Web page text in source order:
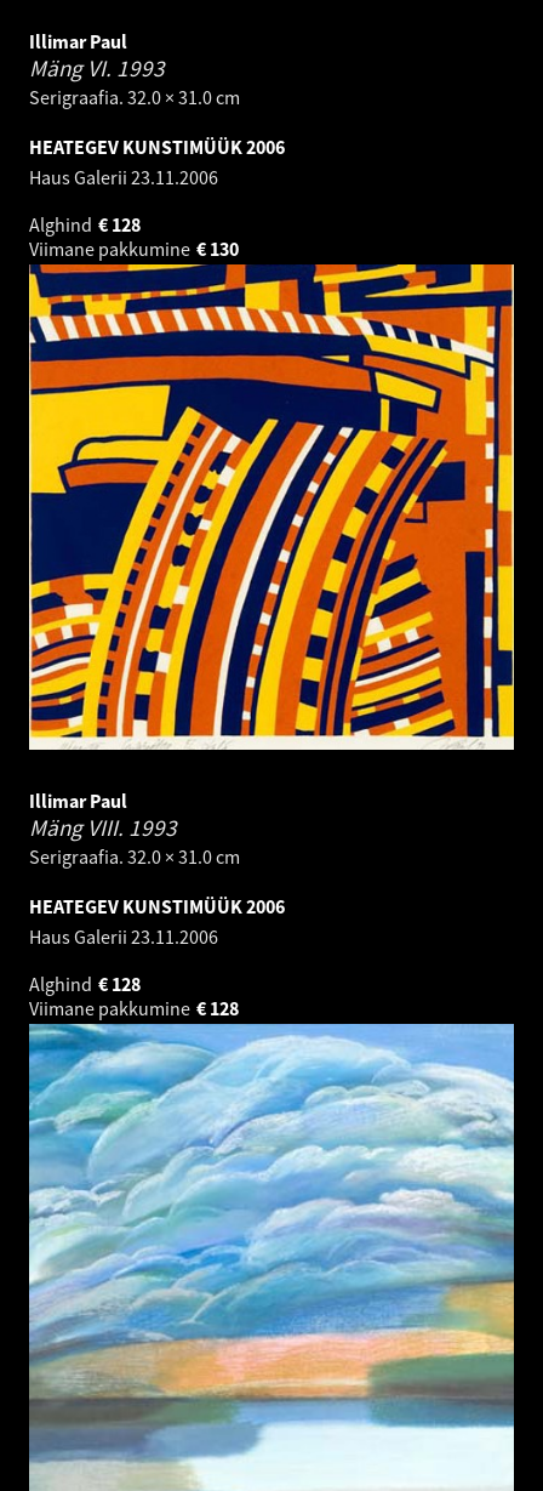
Illimar Paul
Mäng VI. 1993
Serigraafia. 32.0 × 31.0 cm
HEATEGEV KUNSTIMÜÜK 2006
Haus Galerii 23.11.2006
Alghind
128
€
Viimane pakkumine
130
€
Illimar Paul
Mäng VIII. 1993
Serigraafia. 32.0 × 31.0 cm
HEATEGEV KUNSTIMÜÜK 2006
Haus Galerii 23.11.2006
Alghind
128
€
Viimane pakkumine
128
€